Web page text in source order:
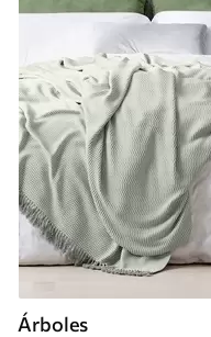
Árboles